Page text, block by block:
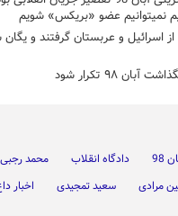
از اسرائیل و عربستان گرفتند و
۹۸ تکرار شود
دادگاه انقلاب محمد رجبی
مرادی سعید تمجیدی اخبار